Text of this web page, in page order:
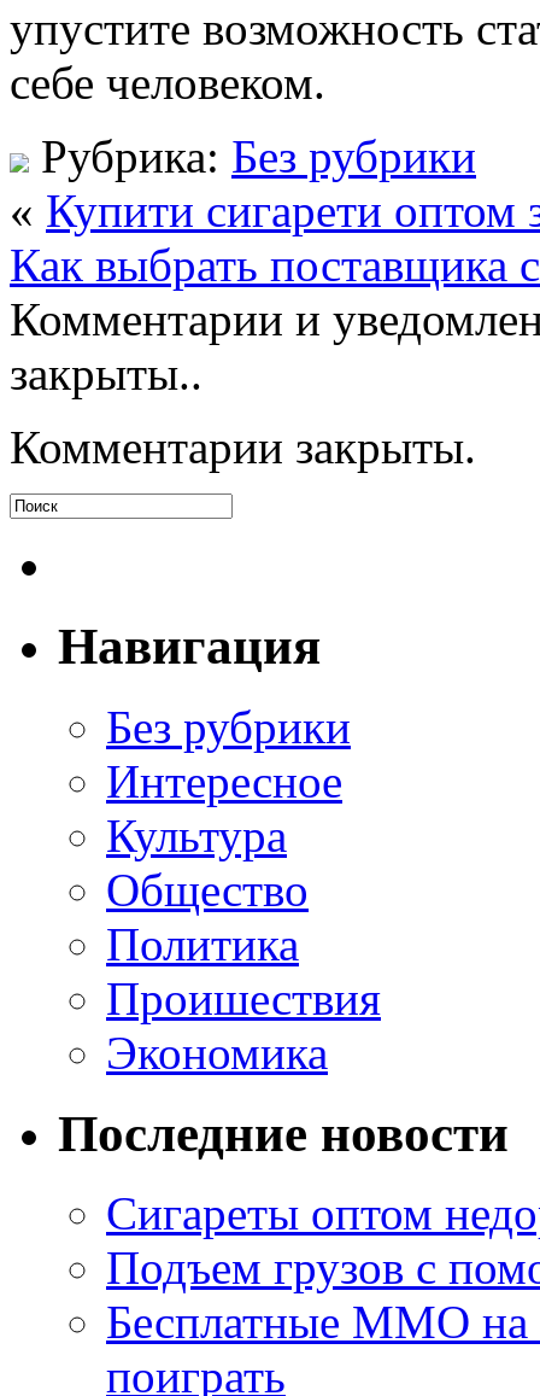
упустите возможность
себе человеком.
Рубрика: Без рубрики
« Купити сигарети оптом
Как выбрать поставщика
Комментарии и
закрыты..
Комментарии закрыты.
Навигация
Без рубрики
Интересное
Культура
Общество
Политика
Проишествия
Экономика
Последние новости
Сигареты оптом
Подъем грузов с
Бесплатные MMO
поиграть